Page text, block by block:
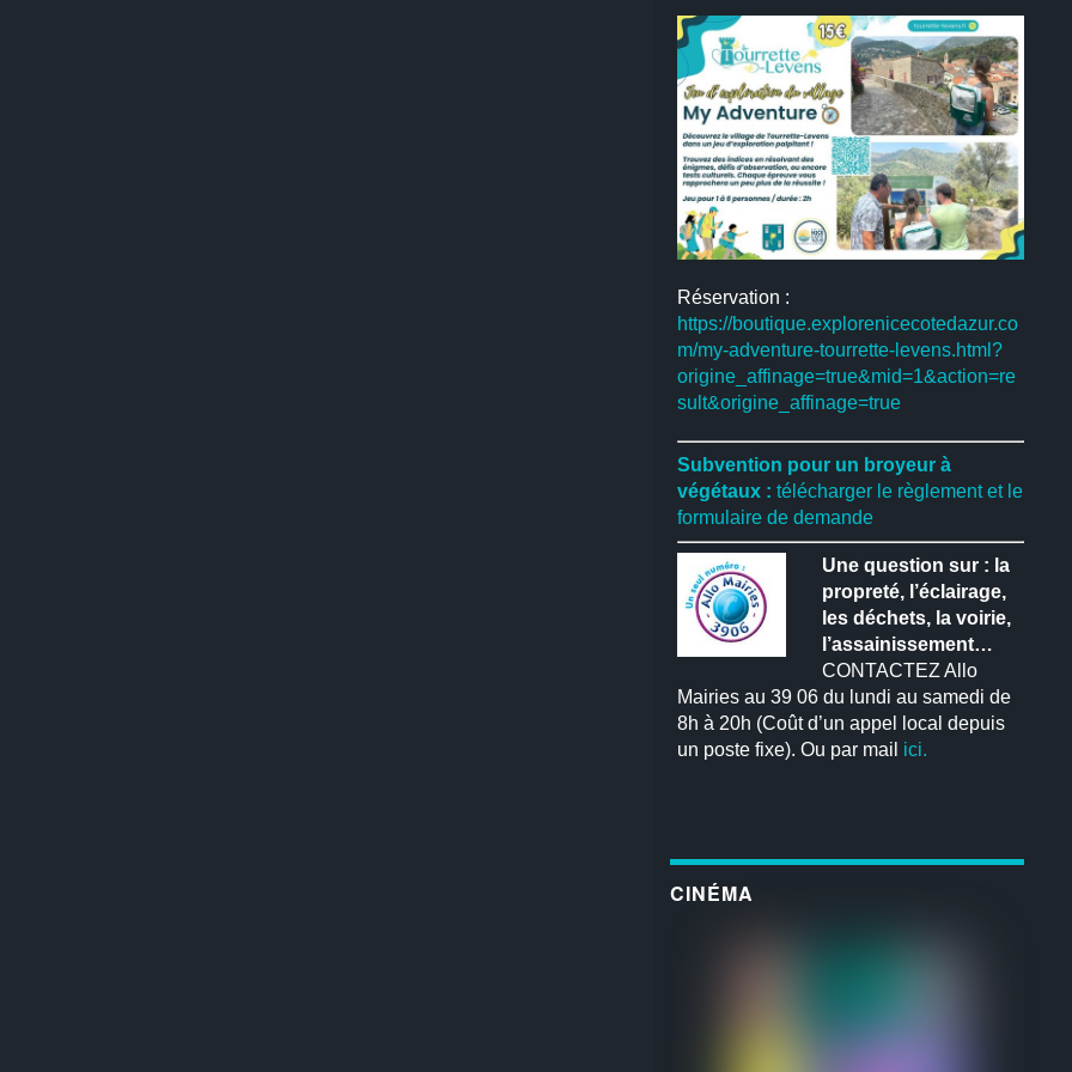
Réservation :
https://boutique.explorenicecotedazur.co
m/my-adventure-tourrette-levens.html?
origine_affinage=true&mid=1&action=re
sult&origine_affinage=true
Subvention pour un broyeur à
végétaux : télécharger le règlement et le
formulaire de demande
Une question sur : la
propreté, l’éclairage,
les déchets, la voirie,
l’assainissement…
CONTACTEZ Allo
Mairies au 39 06 du lundi au samedi de
8h à 20h (Coût d’un appel local depuis
un poste fixe). Ou par mail ici.
CINÉMA